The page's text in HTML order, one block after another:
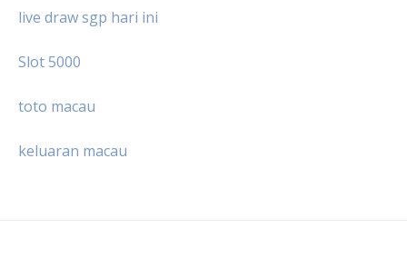
live draw sgp hari ini
Slot 5000
toto macau
keluaran macau